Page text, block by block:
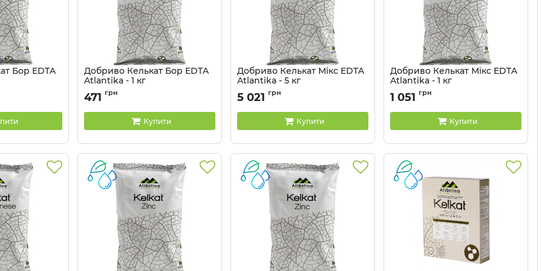
Бор EDTA
Добриво Келькат Бор EDTA
Atlantika - 1 кг
Артикул: 3203055
471 грн
Купити
Добриво Келькат Мікс EDTA
Atlantika - 5 кг
Артикул: 3203056
5 021 грн
Купити
Добриво Келькат Мікс EDTA
Atlantika - 1 кг
Артикул: 3203057
1 051 грн
Купити